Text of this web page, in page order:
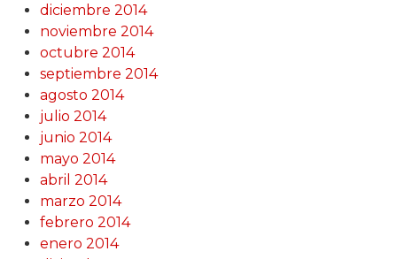
diciembre 2014
noviembre 2014
octubre 2014
septiembre 2014
agosto 2014
julio 2014
junio 2014
mayo 2014
abril 2014
marzo 2014
febrero 2014
enero 2014